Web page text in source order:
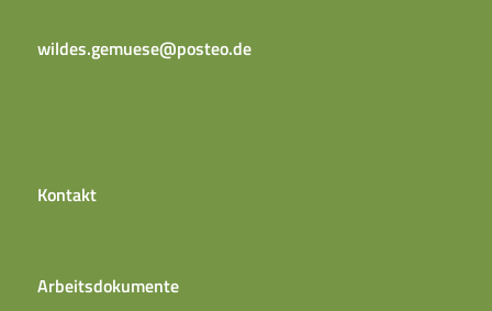
wildes.gemuese@posteo.de
Kontakt
Arbeitsdokumente